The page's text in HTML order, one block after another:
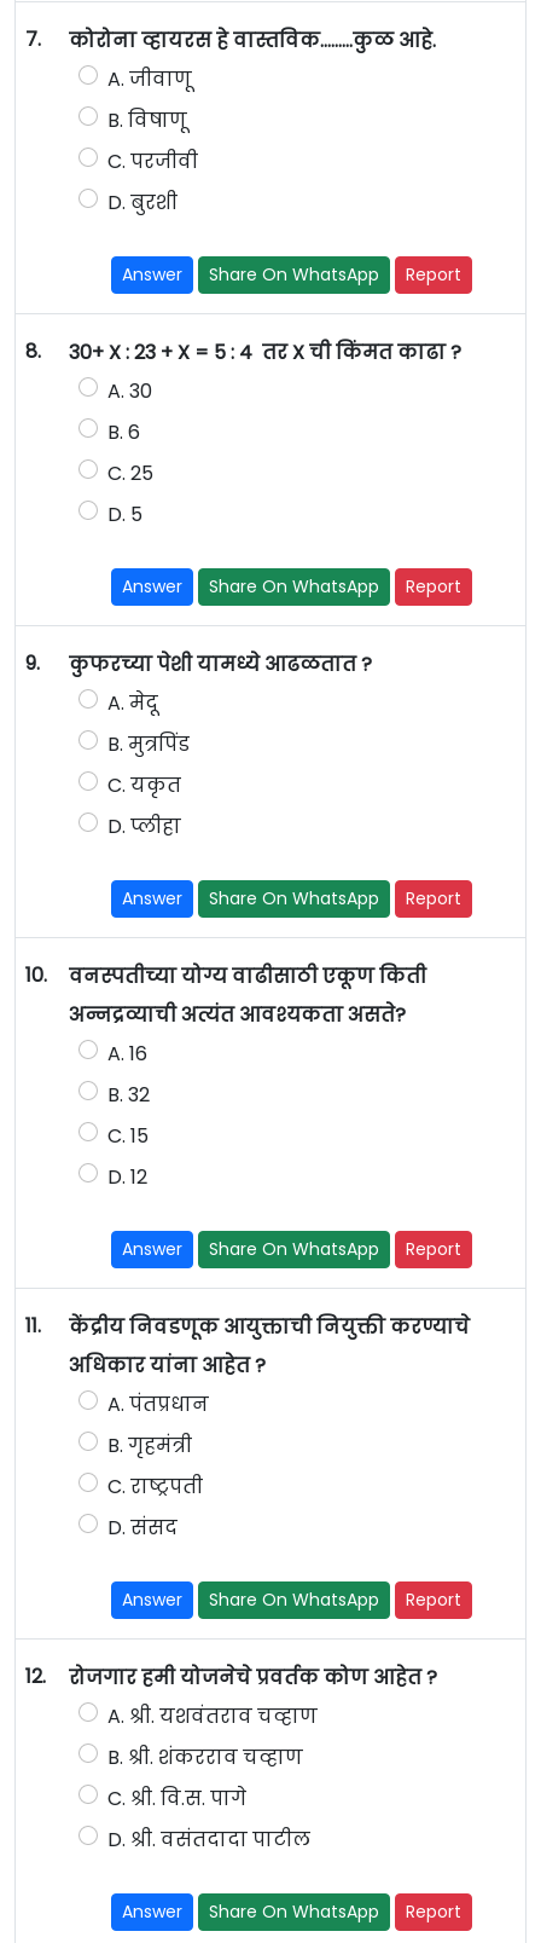
7.
कोरोना व्हायरस हे वास्तविक………कुळ आहे.
A. जीवाणू
B. विषाणू
C. परजीवी
D. बुरशी
Answer Share On WhatsApp Report
8.
30+ X : 23 + X = 5 : 4 तर X ची किंमत काढा ?
A. 30
B. 6
C. 25
D. 5
Answer Share On WhatsApp Report
9.
कुफरच्या पेशी यामध्ये आढळतात ?
A. मेदू
B. मुत्रपिंड
C. यकृत
D. प्लीहा
Answer Share On WhatsApp Report
10.
वनस्पतीच्या योग्य वाढीसाठी एकूण किती
अन्नद्रव्याची अत्यंत आवश्यकता असते?
A. 16
B. 32
C. 15
D. 12
Answer Share On WhatsApp Report
11.
केंद्रीय निवडणूक आयुक्ताची नियुक्ती करण्याचे
अधिकार यांना आहेत ?
A. पंतप्रधान
B. गृहमंत्री
C. राष्ट्रपती
D. संसद
Answer Share On WhatsApp Report
12.
रोजगार हमी योजनेचे प्रवर्तक कोण आहेत ?
A. श्री. यशवंतराव चव्हाण
B. श्री. शंकरराव चव्हाण
C. श्री. वि.स. पागे
D. श्री. वसंतदादा पाटील
Answer Share On WhatsApp Report